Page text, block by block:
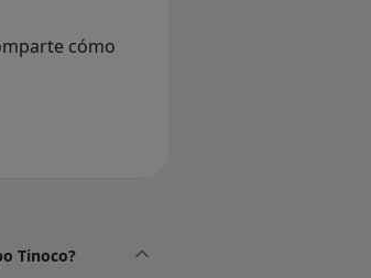
cómo
Tinoco?